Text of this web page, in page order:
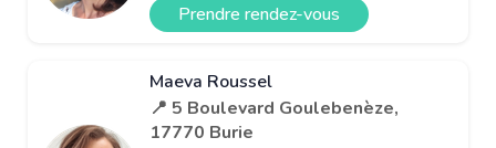
Prendre rendez-vous
Maeva Roussel
📍 5 Boulevard Goulebenèze,
17770 Burie